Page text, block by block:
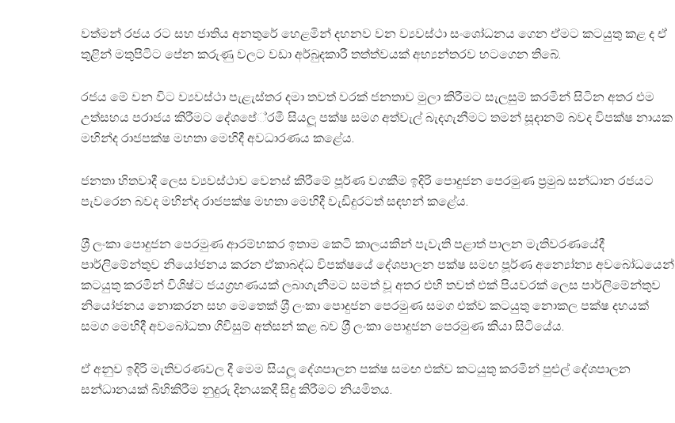
වත්මන් රජය රට සහ ජාතිය අනතුරේ හෙළමින් දහනව වන ව්‍යවස්ථා සංශෝධනය ගෙන ඒමට කටයුතු කළ ද ඒ
තුළින් මතුපිටිට පේන කරුණු වලට වඩා අර්බුදකාරී තත්ත්වයක් අභ්‍යන්තරව හටගෙන තිබේ.
රජය මේ වන විට ව්‍යවස්ථා පැළැස්තර දමා තවත් වරක් ජනතාව මුලා කිරීමට සැලසුම් කරමින් සිටින අතර එම
උත්සහය පරාජය කිරීමට දේශපේ‍්‍රමී සියලූ පක්ෂ සමග අත්වැල් බැදගැනීමට තමන් සූදානම් බවද විපක්ෂ නායක
මහින්ද රාජපක්ෂ මහතා මෙහිදී අවධාරණය කළේය.
ජනතා හිතවාදී ලෙස ව්‍යවස්ථාව වෙනස් කිරීමේ පූර්ණ වගකීම ඉදිරි පොදුජන පෙරමුණ ප‍්‍රමුඛ සන්ධාන රජයට
පැවරෙන බවද මහින්ද රාජපක්ෂ මහතා මෙහිදී වැඩිදුරටත් සඳහන් කළේය.
ශ‍්‍රී ලංකා පොදුජන පෙරමුණ ආරම්භකර ඉතාම කෙටි කාලයකින් පැවැති පළාත් පාලන මැතිවරණයේදී
පාර්ලිමේන්තුව නියෝජනය කරන ඒකාබද්ධ විපක්ෂයේ දේශපාලන පක්ෂ සමඟ පූර්ණ අන්‍යෝන්‍ය අවබෝධයෙන්
කටයුතු කරමින් විශිෂ්ට ජයග‍්‍රහණයක් ලබාගැනීමට සමත් වූ අතර එහි තවත් එක් පියවරක් ලෙස පාර්ලිමේන්තුව
නියෝජනය නොකරන සහ මෙතෙක් ශ‍්‍රී ලංකා පොදුජන පෙරමුණ සමග එක්ව කටයුතු නොකල පක්ෂ දහයක්
සමග මෙහිදී අවබෝධතා ගිවිසුම් අත්සන් කළ බව ශ‍්‍රී ලංකා පොදුජන පෙරමුණ කියා සිටියේය.
ඒ අනුව ඉදිරි මැතිවරණවල දී මෙම සියලූ දේශපාලන පක්ෂ සමඟ එක්ව කටයුතු කරමින් පුළුල් දේශපාලන
සන්ධානයක් බිහිකිරීම නුදුරු දිනයකදී සිදු කිරීමට නියමිතය.